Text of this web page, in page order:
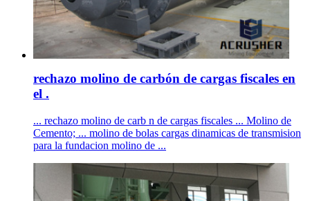
rechazo molino de carbón de cargas fiscales en
el .
... rechazo molino de carb n de cargas fiscales ... Molino de
Cemento; ... molino de bolas cargas dinamicas de transmision
para la fundacion molino de ...